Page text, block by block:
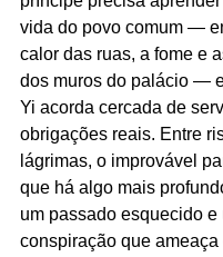
vida do povo comum —
calor das ruas, a fome e
dos muros do palácio —
Yi acorda cercada de
obrigações reais. Entre
lágrimas, o improvável
que há algo mais
um passado esquecido e
conspiração que ameaça